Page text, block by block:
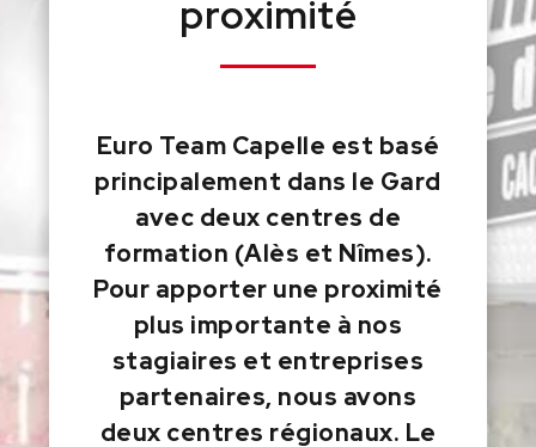
proximité
Euro Team Capelle est basé
principalement dans le Gard
avec deux centres de
formation (Alès et Nîmes).
Pour apporter une proximité
plus importante à nos
stagiaires et entreprises
partenaires, nous avons
deux centres régionaux. Le